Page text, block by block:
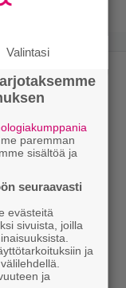
Valintasi
paremman
sisältöä ja
seuraavasti
evästeitä
sivuista, joilla
ja
ja